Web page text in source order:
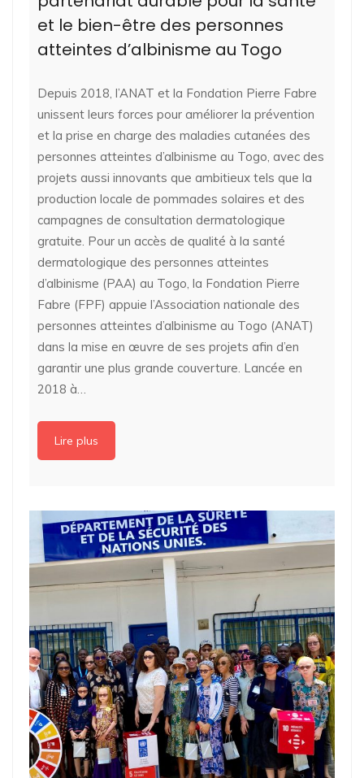
et le bien-être des personnes
atteintes d’albinisme au Togo
Depuis 2018, l’ANAT et la Fondation Pierre Fabre
unissent leurs forces pour améliorer la prévention
et la prise en charge des maladies cutanées des
personnes atteintes d’albinisme au Togo, avec des
projets aussi innovants que ambitieux tels que la
production locale de pommades solaires et des
campagnes de consultation dermatologique
gratuite. Pour un accès de qualité à la santé
dermatologique des personnes atteintes
d’albinisme (PAA) au Togo, la Fondation Pierre
Fabre (FPF) appuie l’Association nationale des
personnes atteintes d’albinisme au Togo (ANAT)
dans la mise en œuvre de ses projets afin d’en
garantir une plus grande couverture. Lancée en
2018 à…
Lire plus